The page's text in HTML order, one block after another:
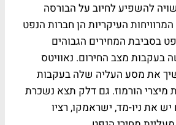
להשפיע לחיוב על הבורסה
העיקריות הן חברות הנפט
בסביבת המחירים הגבוהים
בעקבות מצב החירום. נאוויטס
את מסע העליה שלה בעקבות
מיצרי הורמוז. גם דלק תצא נשכרת
את ניו-מד, ישראמקו, רציו